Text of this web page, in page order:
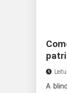
A